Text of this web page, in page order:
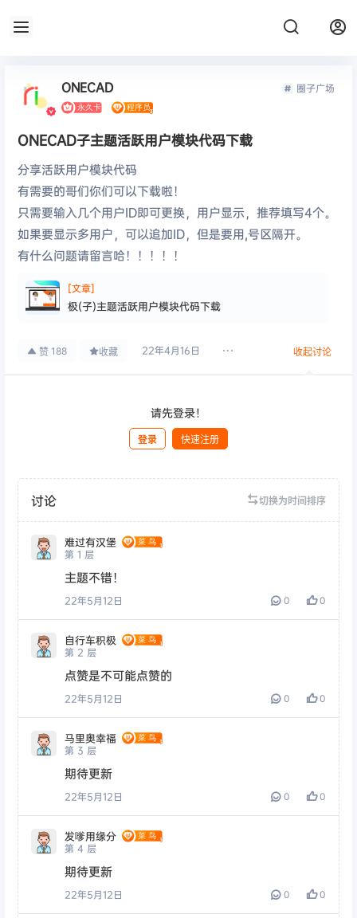
ONECAD 圈子广场
ONECAD子主题活跃用户模块代码下载
分享活跃用户模块代码
有需要的哥们你们可以下载啦！
只需要输入几个用户ID即可更换，用户显示，推荐填写4个。
如果要显示多用户，可以追加ID，但是要用,号区隔开。
有什么问题请留言哈！！！！！
[文章]
极(子)主题活跃用户模块代码下载
赞 188 收藏 22年4月16日 收起讨论
请先登录！
登录 快速注册
讨论 切换为时间排序
难过有汉堡
第 1 层
主题不错！
22年5月12日 0 0
自行车积极
第 2 层
点赞是不可能点赞的
22年5月12日 0 0
马里奥幸福
第 3 层
期待更新
22年5月12日 0 0
发嗲用缘分
第 4 层
期待更新
22年5月12日 0 0